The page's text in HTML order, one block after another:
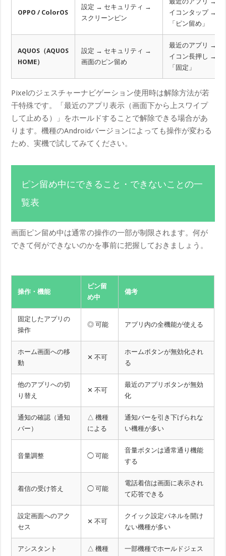
OPPO / ColorOS
設定 → セキュリティ →
スクリーンピン
イコンタップ →
「ピン留め」
AQUOS（AQUOS
HOME）
設定 → セキュリティ →
画面のピン留め
最近のアプリ → ア
イコン長押し →
「固定」
Pixelのジェスチャーナビゲーション使用時は解除方法が若
干特殊です。「最近のアプリ表示（画面下から上スワイプ
して止める）」をホールドすることで解除できる場合があ
ります。機種のAndroidバージョンによっても操作が変わる
ため、実機で試してみてください。
ピン留め中にできること・できないことの一
覧表
画面ピン留め中は通常の操作の一部が制限されます。何が
できて何ができないのかを事前に把握しておきましょう。
操作・機能
ピン留
め中
備考
固定したアプリの
操作
◎ 可能 アプリ内の全機能が使える
ホーム画面への移
動
✕ 不可
ホームボタンが無効化され
る
他のアプリへの切
り替え
✕ 不可
最近のアプリボタンが無効
化
通知の確認（通知
バー）
△ 機種
による
通知バーを引き下げられな
い機種が多い
音量調整 ◯ 可能
音量ボタンは通常通り機能
する
着信の受け答え ◯ 可能
電話着信は画面に表示され
て応答できる
設定画面へのアク
セス
✕ 不可
クイック設定パネルを開け
ない機種が多い
アシスタント
△ 機種
一部機種でホールドジェス